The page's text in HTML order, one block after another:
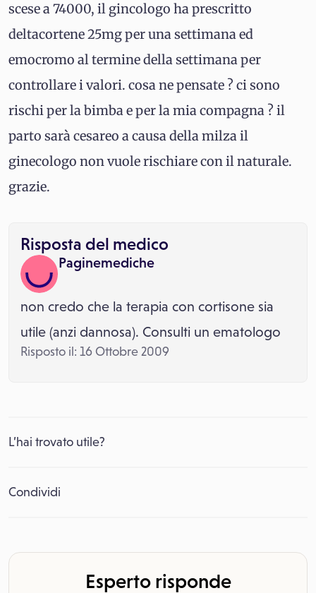
scese a 74000, il gincologo ha prescritto
deltacortene 25mg per una settimana ed
emocromo al termine della settimana per
controllare i valori. cosa ne pensate ? ci sono
rischi per la bimba e per la mia compagna ? il
parto sarà cesareo a causa della milza il
ginecologo non vuole rischiare con il naturale.
grazie.
Risposta del medico
Paginemediche
non credo che la terapia con cortisone sia
utile (anzi dannosa). Consulti un ematologo
Risposto il: 16 Ottobre 2009
L’hai trovato utile?
Condividi
Esperto risponde